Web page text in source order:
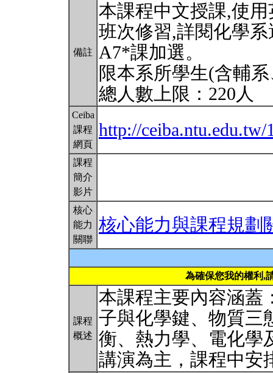
備註
本課程中文授課,使
班次修習,詳閱化學
A7*課加選。
限本系所學生(含輔
總人數上限：220人
Ceiba
課程
網頁
http://ceiba.ntu.edu.tw/
課程
簡介
影片
核心
能力
關聯
核心能力與課程規劃
為確保您我的權利,
課程
概述
本課程主要內容涵蓋
子與化學鍵、物質三
衡、熱力學、電化學
講演為主，課程中